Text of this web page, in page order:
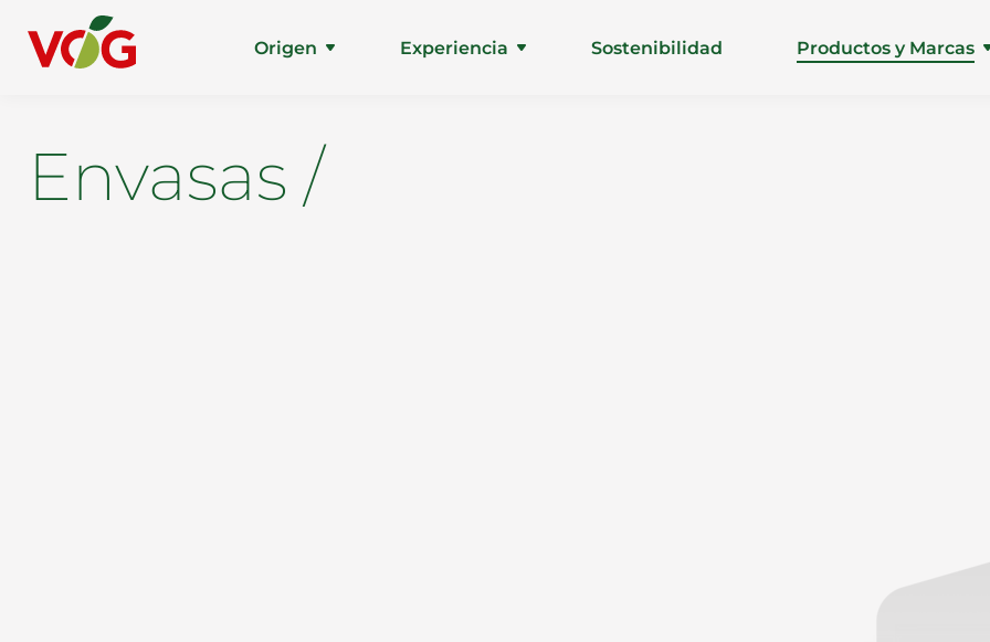
Origen Experiencia Sostenibilidad Productos y Marcas
Envasas /